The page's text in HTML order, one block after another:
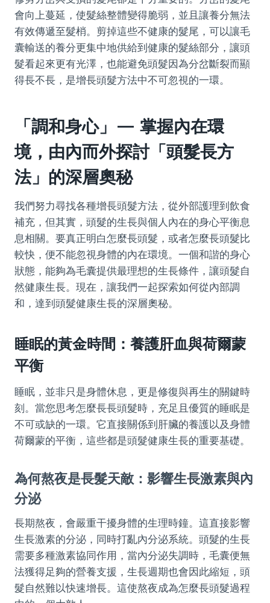
會向上蔓延，使髮絲整體變得脆弱，並且讓養分無法
有效傳遞至髮梢。剪掉這些不健康的髮尾，可以讓毛
囊輸送的養分更集中地供給到健康的髮絲部分，讓頭
髮看起來更有光澤，也能避免頭髮因為分岔斷裂而顯
得長不長，是增長頭髮方法中不可忽視的一環。
「調和身心」— 掌握內在環
境，由內而外探討「頭髮長方
法」的深層奧秘
我們努力尋找各種增長頭髮方法，從外部護理到飲食
補充，但其實，頭髮的生長與個人內在的身心平衡息
息相關。要真正明白怎麼長頭髮，或者怎麼長頭髮比
較快，便不能忽視身體的內在環境。一個和諧的身心
狀態，能夠為毛囊提供最理想的生長條件，讓頭髮自
然健康生長。現在，讓我們一起探索如何從內部調
和，達到頭髮健康生長的深層奧秘。
睡眠的黃金時間：養護肝血與荷爾蒙
平衡
睡眠，並非只是身體休息，更是修復與再生的關鍵時
刻。當您思考怎麼長長頭髮時，充足且優質的睡眠是
不可或缺的一環。它直接關係到肝臟的養護以及身體
荷爾蒙的平衡，這些都是頭髮健康生長的重要基礎。
為何熬夜是長髮天敵：影響生長激素與內
分泌
長期熬夜，會嚴重干擾身體的生理時鐘。這直接影響
生長激素的分泌，同時打亂內分泌系統。頭髮的生長
需要多種激素協同作用，當內分泌失調時，毛囊便無
法獲得足夠的營養支援，生長週期也會因此縮短，頭
髮自然難以快速增長。這使熬夜成為怎麼長頭髮過程